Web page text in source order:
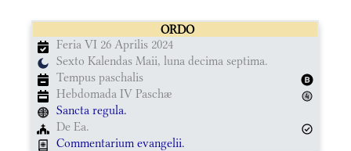
ORDO
Feria VI 26 Aprilis 2024
Sexto Kalendas Maii, luna decima septima.
Tempus paschalis
Hebdomada IV Paschæ
Sancta regula.
De Ea.
Commentarium evangelii.